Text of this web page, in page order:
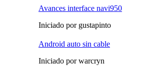
Avances interface navi950
Iniciado por gustapinto
Android auto sin cable
Iniciado por warcryn